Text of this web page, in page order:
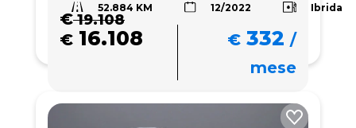
52.884 KM 12/2022 Ibrida
€19.108
€ 16.108 € 332 /
mese